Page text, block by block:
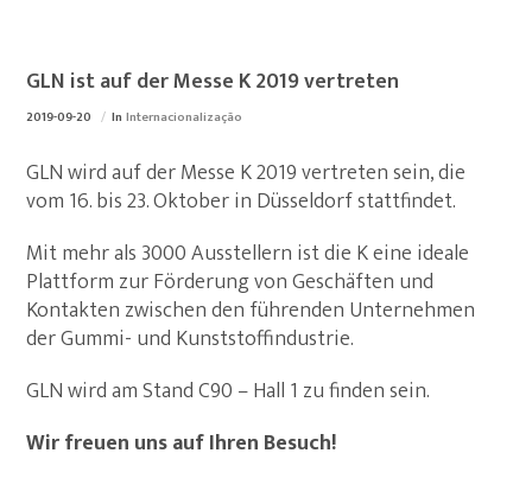
GLN ist auf der Messe K 2019 vertreten
2019-09-20 InInternacionalização
GLN wird auf der Messe K 2019 vertreten sein, die
vom 16. bis 23. Oktober in Düsseldorf stattfindet.
Mit mehr als 3000 Ausstellern ist die K eine ideale
Plattform zur Förderung von Geschäften und
Kontakten zwischen den führenden Unternehmen
der Gummi- und Kunststoffindustrie.
GLN wird am Stand C90 – Hall 1 zu finden sein.
Wir freuen uns auf Ihren Besuch!